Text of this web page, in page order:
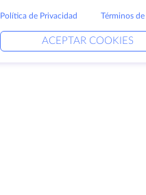
Política de Privacidad Términos
ACEPTAR COOKIES